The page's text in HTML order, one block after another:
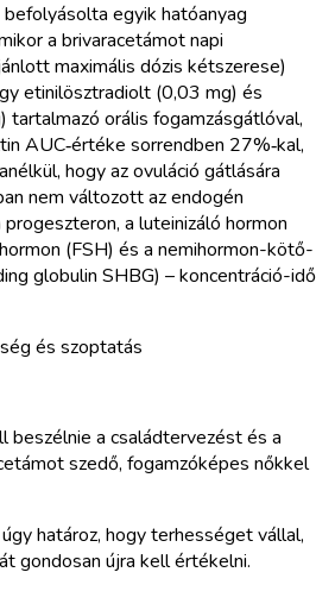
egyik hatóanyag
a brivaracetámot napi
maximális dózis kétszerese)
etinilösztradiolt (0,03 mg) és
orális fogamzásgátlóval,
AUC‑értéke sorrendben 27%‑kal,
hogy az ovuláció gátlására
nem változott az endogén
a luteinizáló hormon
(FSH) és a nemihormon-kötő-
globulin SHBG) – koncentráció-idő
és szoptatás
beszélnie a családtervezést és a
szedő, fogamzóképes nőkkel
határoz, hogy terhességet vállal,
gondosan újra kell értékelni.